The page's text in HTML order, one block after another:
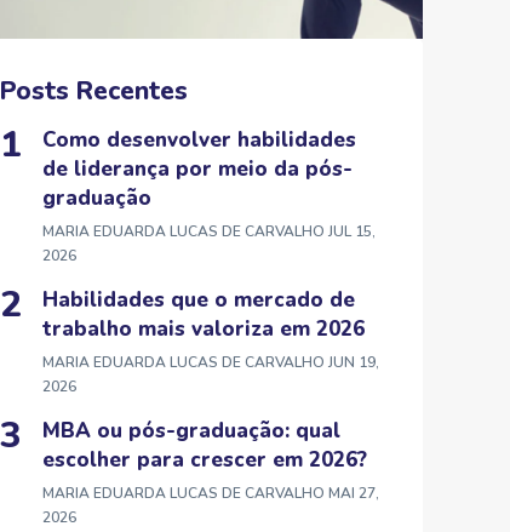
Posts Recentes
Como desenvolver habilidades
de liderança por meio da pós-
graduação
MARIA EDUARDA LUCAS DE CARVALHO JUL 15,
2026
Habilidades que o mercado de
trabalho mais valoriza em 2026
MARIA EDUARDA LUCAS DE CARVALHO JUN 19,
2026
MBA ou pós-graduação: qual
escolher para crescer em 2026?
MARIA EDUARDA LUCAS DE CARVALHO MAI 27,
2026